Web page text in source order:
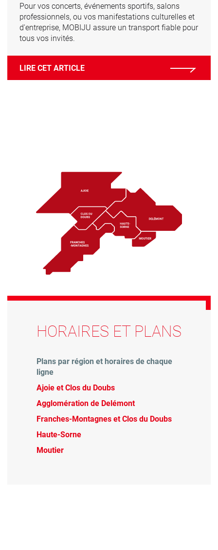
Pour vos concerts, événements sportifs, salons
professionnels, ou vos manifestations culturelles et
d'entreprise, MOBIJU assure un transport fiable pour
tous vos invités.
LIRE CET ARTICLE
HORAIRES ET PLANS
Plans par région et horaires de chaque
ligne
Ajoie et Clos du Doubs
Agglomération de Delémont
Franches-Montagnes et Clos du Doubs
Haute-Sorne
Moutier